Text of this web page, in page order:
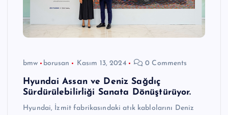
bmw borusan Kasım 13, 2024 0 Comments
Hyundai Assan ve Deniz Sağdıç
Sürdürülebilirliği Sanata Dönüştürüyor.
Hyundai, İzmit fabrikasındaki atık kablolarını Deniz